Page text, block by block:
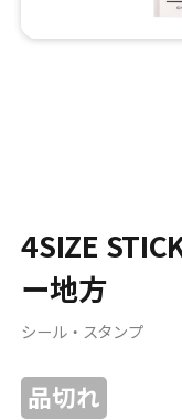
4SIZE
ー地方
シール・スタンプ
品切れ